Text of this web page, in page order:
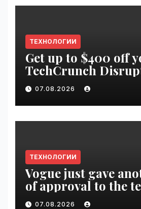
ТЕХНОЛОГИИ
Get up to $400 off
TechCrunch
pass until tomorrow |
VseTime.ru
07.08.2026
ТЕХНОЛОГИИ
Vogue just gave
of approval to the
VseTime.ru
07.08.2026